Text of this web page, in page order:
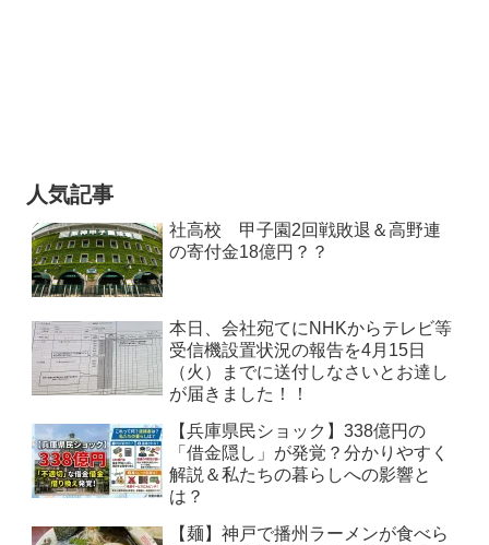
人気記事
社高校 甲子園2回戦敗退＆高野連
の寄付金18億円？？
本日、会社宛てにNHKからテレビ等
受信機設置状況の報告を4月15日
（火）までに送付しなさいとお達し
が届きました！！
【兵庫県民ショック】338億円の
「借金隠し」が発覚？分かりやすく
解説＆私たちの暮らしへの影響と
は？
【麺】神戸で播州ラーメンが食べら